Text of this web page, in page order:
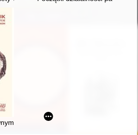
getcie warszawskim